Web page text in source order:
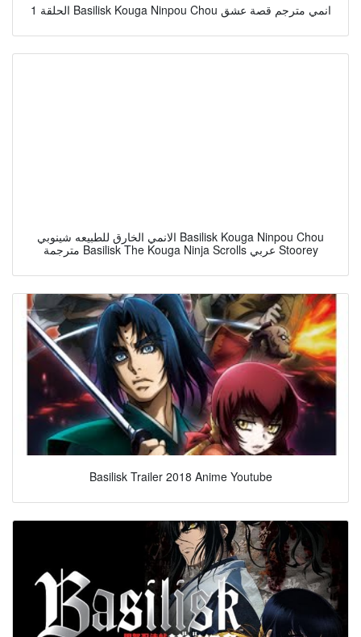
الحلقة 1 Basilisk Kouga Ninpou Chou انمي مترجم قصة عشق
الانمي الخارق للطبيعه شينوبي Basilisk Kouga Ninpou Chou
مترجمة Basilisk The Kouga Ninja Scrolls عربي Stoorey
Basilisk Trailer 2018 Anime Youtube